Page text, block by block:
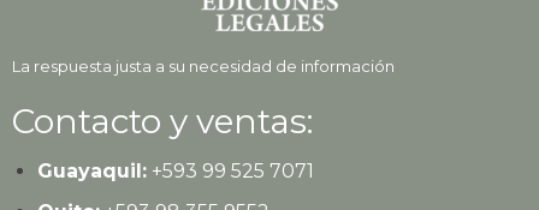
La respuesta justa a su necesidad de información
Contacto y ventas:
Guayaquil:+593 99 525 7071